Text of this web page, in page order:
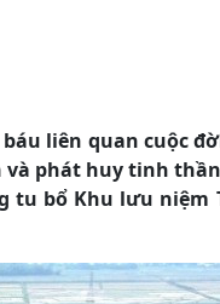
liên quan cuộc
phát huy tinh
tu bổ Khu lưu niệm